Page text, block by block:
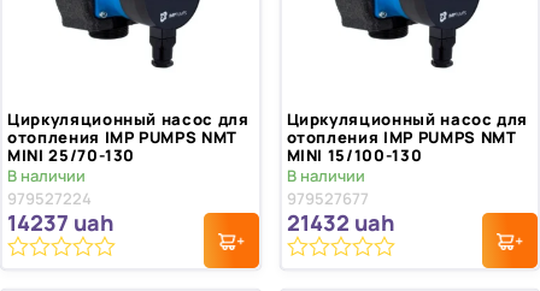
Циркуляционный насос для
отопления IMP PUMPS NMT
MINI 25/70-130
В наличии
979527224
14237 uah
Циркуляционный насос для
отопления IMP PUMPS NMT
MINI 15/100-130
В наличии
979527677
21432 uah